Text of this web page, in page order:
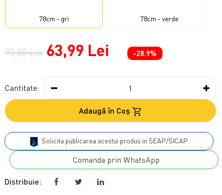
78cm - gri 78cm - verde
90,00 Lei 63,99 Lei -28.9%
Cantitate:
Adaugă în Coş
Solicita publicarea acestui produs in SEAP/SICAP
Comanda prin WhatsApp
Distribuie: